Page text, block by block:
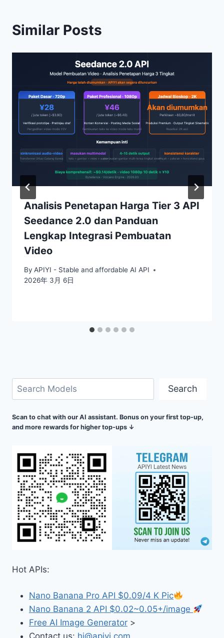
Similar Posts
Analisis Penetapan Harga Tier 3 API
Seedance 2.0 dan Panduan
Lengkap Integrasi Pembuatan
Video
By APIYI - Stable and affordable AI API
2026年 3月 6日
Cari Search
Scan to chat with our AI assistant. Bonus on your first top-up,
and more rewards for higher top-ups ↓
Hot APIs:
Nano Banana Pro API $0.09/4 K Pic
Nano Banana 2 API $0.02~0.05+/image
Free AI Image Generator >